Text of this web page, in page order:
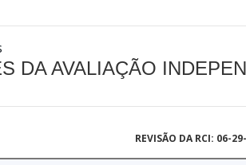
DA AVALIAÇÃO
REVISÃO DA RCI: 06-